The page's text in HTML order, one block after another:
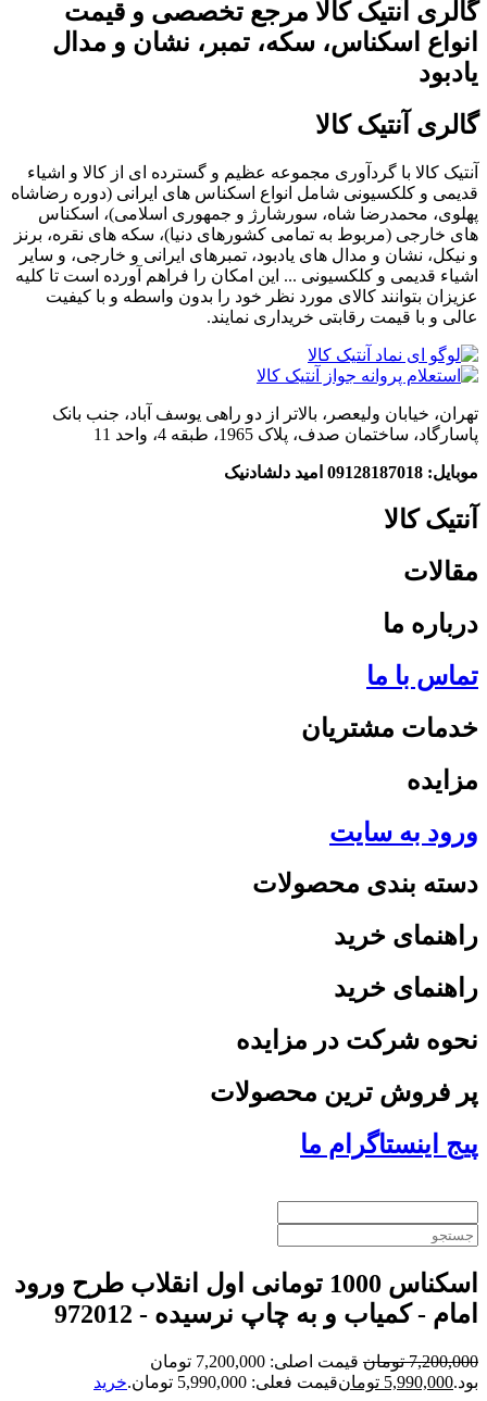
گالری آنتیک کالا مرجع تخصصی و قیمت
انواع اسکناس، سکه، تمبر، نشان و مدال
یادبود
گالری آنتیک کالا
آنتیک کالا با گردآوری مجموعه عظیم و گسترده ای از کالا و اشیاء
قدیمی و کلکسیونی شامل انواع اسکناس های ایرانی (دوره رضاشاه
پهلوی، محمدرضا شاه، سورشارژ و جمهوری اسلامی)، اسکناس
های خارجی (مربوط به تمامی کشورهای دنیا)، سکه های نقره، برنز
و نیکل، نشان و مدال های یادبود، تمبرهای ایرانی و خارجی، و سایر
اشیاء قدیمی و کلکسیونی ... این امکان را فراهم آورده است تا کلیه
عزیزان بتوانند کالای مورد نظر خود را بدون واسطه و با کیفیت
عالی و با قیمت رقابتی خریداری نمایند.
تهران، خیابان ولیعصر، بالاتر از دو راهی یوسف آباد، جنب بانک
پاسارگاد، ساختمان صدف، پلاک 1965، طبقه 4، واحد 11
موبایل: 09128187018 امید دلشادنیک
آنتیک کالا
مقالات
درباره ما
تماس با ما
خدمات مشتریان
مزایده
ورود به سایت
دسته بندی محصولات
راهنمای خرید
راهنمای خرید
نحوه شرکت در مزایده
پر فروش ترین محصولات
پیج اینستاگرام ما
اسکناس 1000 تومانی اول انقلاب طرح ورود
امام - کمیاب و به چاپ نرسیده - 972012
7,200,000 تومان
قیمت اصلی: 7,200,000 تومان
بود.5,990,000 تومانقیمت فعلی: 5,990,000 تومان. خرید